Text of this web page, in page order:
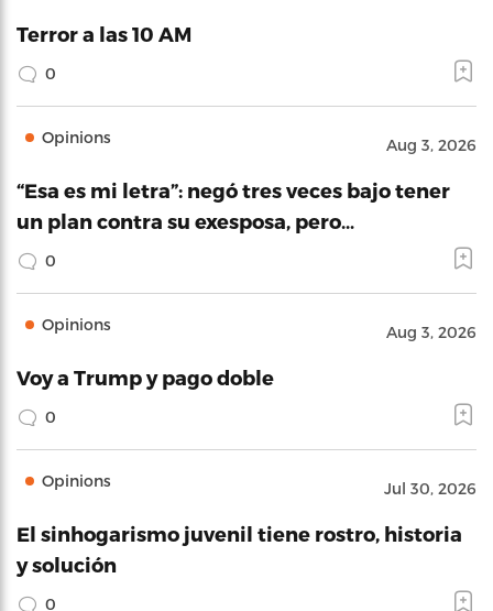
Terror a las 10 AM
0
Opinions Aug 3, 2026
“Esa es mi letra”: negó tres veces bajo tener
un plan contra su exesposa, pero…
0
Opinions Aug 3, 2026
Voy a Trump y pago doble
0
Opinions Jul 30, 2026
El sinhogarismo juvenil tiene rostro, historia
y solución
0